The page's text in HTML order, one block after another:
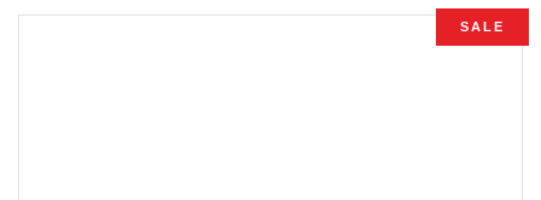
was:
is:
SALE